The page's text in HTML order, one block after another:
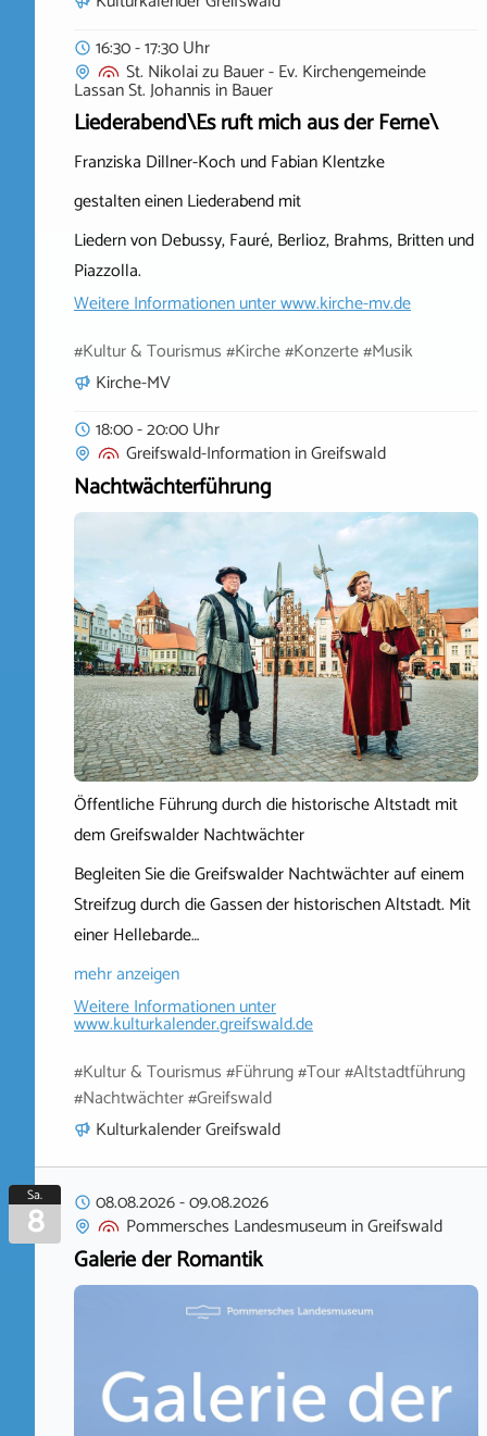
16:30 - 17:30 Uhr
St. Nikolai zu Bauer - Ev. Kirchengemeinde
Lassan St. Johannis inBauer
Liederabend\Es ruft mich aus der Ferne\
Franziska Dillner-Koch und Fabian Klentzke
gestalten einen Liederabend mit
Liedern von Debussy, Fauré, Berlioz, Brahms, Britten und
Piazzolla.
Weitere Informationen unterwww.kirche-mv.de
#Kultur & Tourismus #Kirche #Konzerte #Musik
Kirche-MV
18:00 - 20:00 Uhr
Greifswald-InformationinGreifswald
Nachtwächterführung
Öffentliche Führung durch die historische Altstadt mit
dem Greifswalder Nachtwächter
Begleiten Sie die Greifswalder Nachtwächter auf einem
Streifzug durch die Gassen der historischen Altstadt. Mit
einer Hellebarde…
mehr anzeigen
Weitere Informationen unter
www.kulturkalender.greifswald.de
#Kultur & Tourismus #Führung #Tour #Altstadtführung
#Nachtwächter #Greifswald
Kulturkalender Greifswald
Sa.
8 08.08.2026-09.08.2026
Pommersches LandesmuseuminGreifswald
Galerie der Romantik